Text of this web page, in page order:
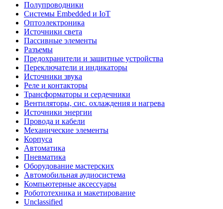
Полупроводники
Системы Embedded и IoT
Oптоэлектроника
Источники света
Пассивные элементы
Разъeмы
Предохранители и защитные устройства
Переключатели и индикаторы
Источники звука
Реле и контакторы
Трансформаторы и сердечники
Вентиляторы, сис. охлаждения и нагрева
Источники энергии
Провода и кабели
Механические элементы
Корпуса
Автоматика
Пневматика
Оборудование мастерских
Автомобильная аудиосистема
Компьютерные аксессуары
Робототехника и макетирование
Unclassified